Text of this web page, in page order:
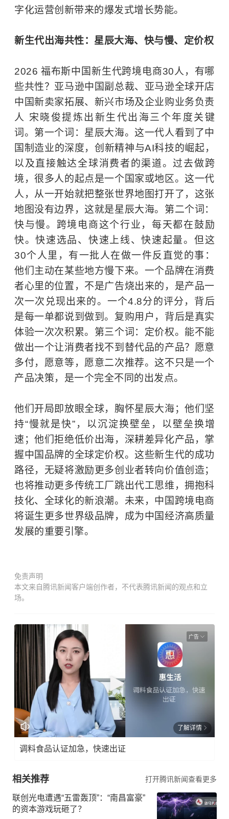
字化运营创新带来的爆发式增长势能。
新生代出海共性：星辰大海、快与慢、定价权
2026 福布斯中国新生代跨境电商30人，有哪
些共性？亚马逊中国副总裁、亚马逊全球开店
中国新卖家拓展、新兴市场及企业购业务负责
人 宋晓俊提炼出新生代出海三个年度关键
词。第一个词：星辰大海。这一代人看到了中
国制造业的深度，创新精神与AI科技的崛起，
以及直接触达全球消费者的渠道。过去做跨
境，很多人的起点是一个国家或地区。这一代
人，从一开始就把整张世界地图打开了，这张
地图没有边界，这就是星辰大海。第二个词：
快与慢。跨境电商这个行业，每天都在鼓励
快。快速选品、快速上线、快速起量。但这
30个人里，有一批人在做一件反直觉的事：
他们主动在某些地方慢下来。一个品牌在消费
者心里的位置，不是广告烧出来的，是产品一
次一次兑现出来的。一个4.8分的评分，背后
是每一单都说到做到。复购用户，背后是真实
体验一次次积累。第三个词：定价权。能不能
做出一个让消费者找不到替代品的产品？愿意
多付，愿意等，愿意二次推荐。这不只是一个
产品决策，是一个完全不同的出发点。
他们开局即放眼全球，胸怀星辰大海；他们坚
持“慢就是快”，以沉淀换壁垒，以壁垒换增
速；他们拒绝低价出海，深耕差异化产品，掌
握中国品牌的全球定价权。这些新生代的成功
路径，无疑将激励更多创业者转向价值创造；
也将推动更多传统工厂跳出代工思维，拥抱科
技化、全球化的新浪潮。未来，中国跨境电商
将诞生更多世界级品牌，成为中国经济高质量
发展的重要引擎。
免责声明
本文来自腾讯新闻客户端创作者，不代表腾讯新闻的观点和立
场。
广告
了解详情
调料食品认证加急，快速出证
相关推荐 打开腾讯新闻查看更多
联创光电遭遇“五雷轰顶”：“南昌富豪”
的资本游戏玩砸了？